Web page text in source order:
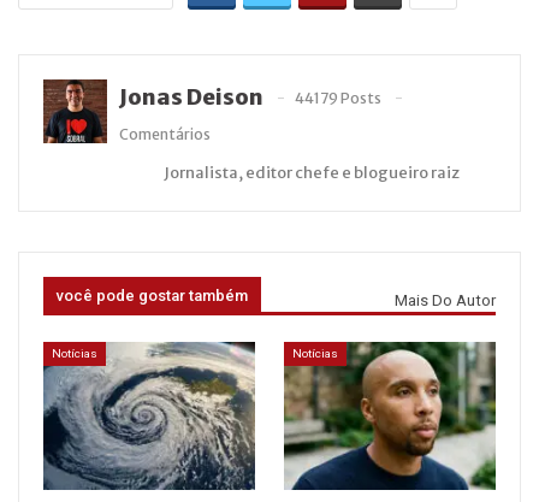
Jonas Deison
44179 Posts
Comentários
Jornalista, editor chefe e blogueiro raiz
você pode gostar também Mais Do Autor
Notícias Notícias